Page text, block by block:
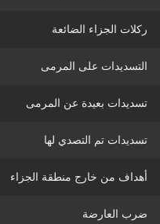
ركلات الجزاء الضائعة
التسديدات على المرمى
تسديدات بعيدة عن المرمى
تسديدات تم التصدي لها
أهداف من خارج منطقة الجزاء
ضرب العارضة